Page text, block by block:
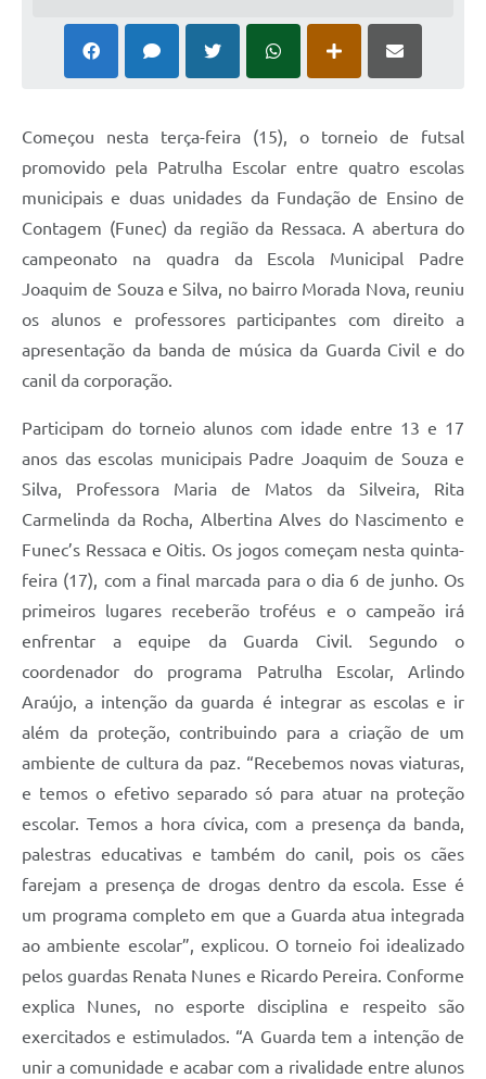
Começou nesta terça-feira (15), o torneio de futsal
promovido pela Patrulha Escolar entre quatro escolas
municipais e duas unidades da Fundação de Ensino de
Contagem (Funec) da região da Ressaca. A abertura do
campeonato na quadra da Escola Municipal Padre
Joaquim de Souza e Silva, no bairro Morada Nova, reuniu
os alunos e professores participantes com direito a
apresentação da banda de música da Guarda Civil e do
canil da corporação.
Participam do torneio alunos com idade entre 13 e 17
anos das escolas municipais Padre Joaquim de Souza e
Silva, Professora Maria de Matos da Silveira, Rita
Carmelinda da Rocha, Albertina Alves do Nascimento e
Funec’s Ressaca e Oitis. Os jogos começam nesta quinta-
feira (17), com a final marcada para o dia 6 de junho. Os
primeiros lugares receberão troféus e o campeão irá
enfrentar a equipe da Guarda Civil. Segundo o
coordenador do programa Patrulha Escolar, Arlindo
Araújo, a intenção da guarda é integrar as escolas e ir
além da proteção, contribuindo para a criação de um
ambiente de cultura da paz. “Recebemos novas viaturas,
e temos o efetivo separado só para atuar na proteção
escolar. Temos a hora cívica, com a presença da banda,
palestras educativas e também do canil, pois os cães
farejam a presença de drogas dentro da escola. Esse é
um programa completo em que a Guarda atua integrada
ao ambiente escolar”, explicou. O torneio foi idealizado
pelos guardas Renata Nunes e Ricardo Pereira. Conforme
explica Nunes, no esporte disciplina e respeito são
exercitados e estimulados. “A Guarda tem a intenção de
unir a comunidade e acabar com a rivalidade entre alunos